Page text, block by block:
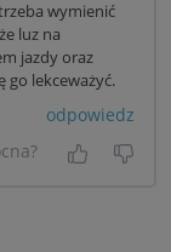
wymienić
luz na
jazdy oraz
go lekceważyć.
odpowiedz
Tak, była
Nie